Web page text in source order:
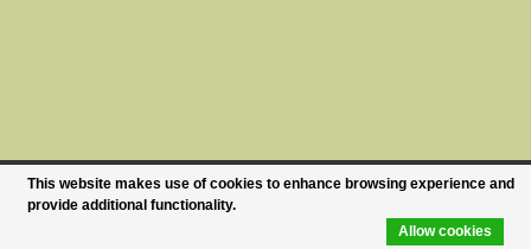
This website makes use of cookies to enhance browsing experience and
provide additional functionality.
Allow cookies